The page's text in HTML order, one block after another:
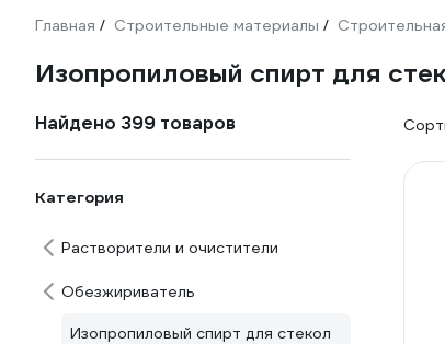
Главная / Строительные материалы /
Изопропиловый спирт для
Найдено 399 товаров
Категория
Растворители и очистители
Обезжириватель
Изопропиловый спирт для стекол